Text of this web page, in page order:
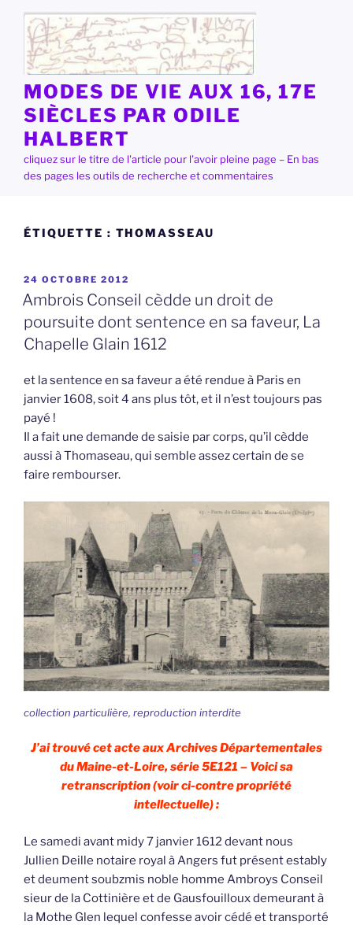
contenu
principal
MODES DE VIE AUX 16, 17E
SIÈCLES PAR ODILE
HALBERT
cliquez sur le titre de l'article pour l'avoir pleine page – En bas
des pages les outils de recherche et commentaires
ÉTIQUETTE : THOMASSEAU
PUBLIÉ
LE
24 OCTOBRE 2012
Ambrois Conseil cèdde un droit de
poursuite dont sentence en sa faveur, La
Chapelle Glain 1612
et la sentence en sa faveur a été rendue à Paris en
janvier 1608, soit 4 ans plus tôt, et il n’est toujours pas
payé !
Il a fait une demande de saisie par corps, qu’il cèdde
aussi à Thomaseau, qui semble assez certain de se
faire rembourser.
collection particulière, reproduction interdite
J’ai trouvé cet acte aux Archives Départementales
du Maine-et-Loire, série 5E121 – Voici sa
retranscription (voir ci-contre propriété
intellectuelle) :
Le samedi avant midy 7 janvier 1612 devant nous
Jullien Deille notaire royal à Angers fut présent estably
et deument soubzmis noble homme Ambroys Conseil
sieur de la Cottinière et de Gausfouilloux demeurant à
la Mothe Glen lequel confesse avoir cédé et transporté